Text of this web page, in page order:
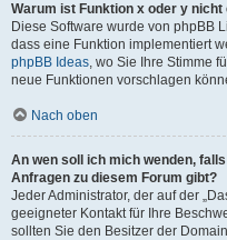
Warum ist Funktion x oder y nicht
Diese Software wurde von phpBB
dass eine Funktion implementiert
phpBB Ideas, wo Sie Ihre Stimme
neue Funktionen vorschlagen
Nach oben
An wen soll ich mich wenden,
Anfragen zu diesem Forum gibt?
Jeder Administrator, der auf der
geeigneter Kontakt für Ihre
sollten Sie den Besitzer der